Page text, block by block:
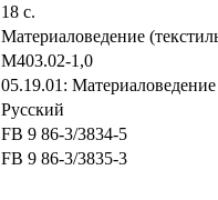
18 с.
Материаловедение
М403.02-1,0
05.19.01:
Русский
FB 9 86-3/3834-5
FB 9 86-3/3835-3